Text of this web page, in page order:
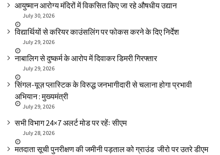
आयुष्मान आरोग्य मंदिरों में विकसित किए जा रहे औषधीय उद्यान
July 30, 2026
विद्यार्थियों से करियर काउंसलिंग पर फोकस करने के दिए निर्देश
July 29, 2026
नाबालिग से दुष्कर्म के आरोप में दिवाकर डिमरी गिरफ्तार
July 29, 2026
सिंगल-यूज़ प्लास्टिक के विरुद्ध जनभागीदारी से चलाना होगा प्रभावी
अभियान : मुख्यमंत्री
July 29, 2026
सभी विभाग 24×7 अलर्ट मोड पर रहेंः सीएम
July 28, 2026
मतदाता सूची पुनरीक्षण की जमीनी पड़ताल को ग्राउंड जीरो पर उतरे डीएम